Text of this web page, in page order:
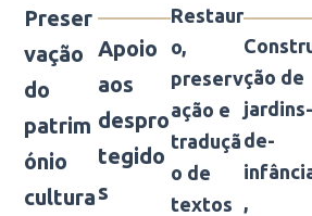
Preser
vação
do
patrim
ónio
cultura
Apoio
aos
despro
tegido
s
Restaur
o,
preserv
ação e
traduçã
o de
textos
ção de
jardins-
de-
,